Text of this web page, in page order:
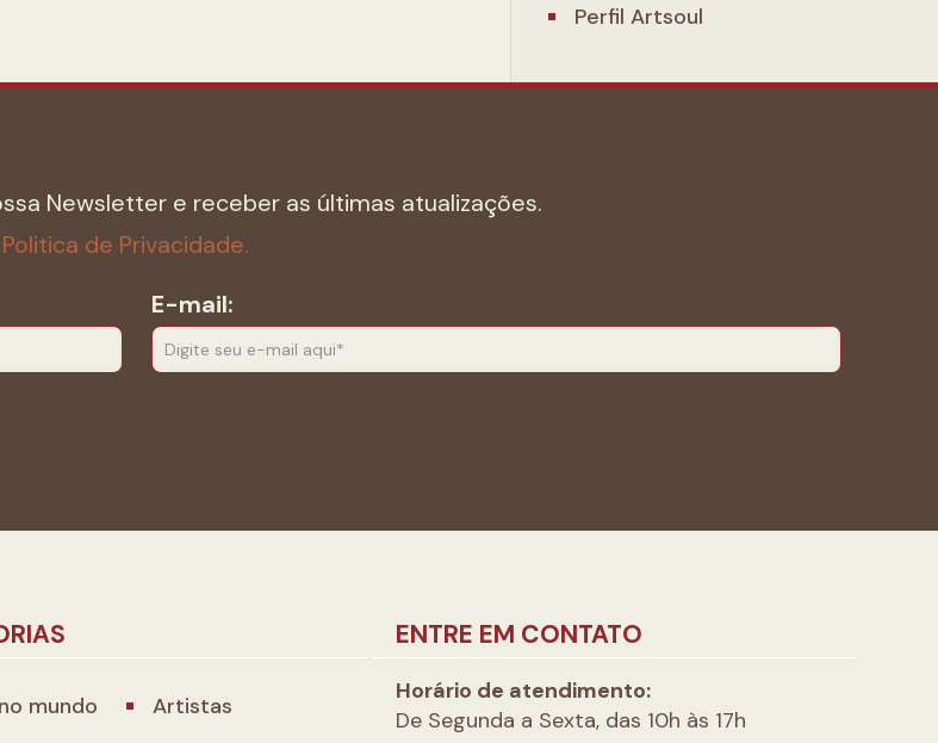
Perfil Artsoul
Newsletter e receber as últimas atualizações.
Politica de Privacidade.
E-mail:
mundo
Artistas
ENTRE EM CONTATO
Horário de atendimento:
De Segunda a Sexta, das 10h às 17h